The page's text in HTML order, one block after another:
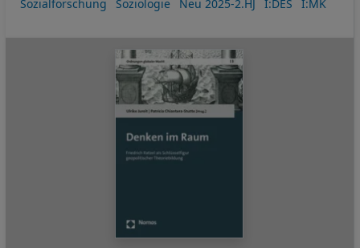
Sozialforschung
Soziologie Neu 2025-2.HJ I:DES I:MK